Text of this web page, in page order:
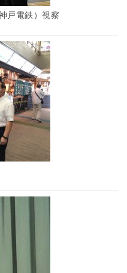
戸電鉄）視察